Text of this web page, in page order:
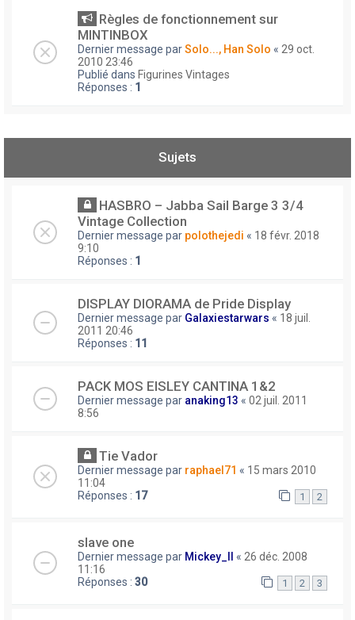
Règles de fonctionnement sur
MINTINBOX
Dernier message parSolo..., Han Solo « 29 oct.
2010 23:46
Publié dans Figurines Vintages
Réponses : 1
Sujets
HASBRO – Jabba Sail Barge 3 3/4
Vintage Collection
Dernier message par polothejedi « 18 févr. 2018
9:10
Réponses : 1
DISPLAY DIORAMA de Pride Display
Dernier message par Galaxiestarwars « 18 juil.
2011 20:46
Réponses : 11
PACK MOS EISLEY CANTINA 1&2
Dernier message par anaking13 « 02 juil. 2011
8:56
Tie Vador
Dernier message par raphael71 « 15 mars 2010
11:04
Réponses : 17 1 2
slave one
Dernier message par Mickey_II « 26 déc. 2008
11:16
Réponses : 30 1 2 3